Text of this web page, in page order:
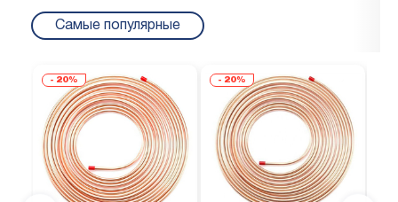
Самые популярные
20% 20%